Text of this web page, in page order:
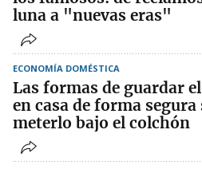
luna a "nuevas eras"
ECONOMÍA DOMÉSTICA
Las formas de guardar
en casa de forma segura
meterlo bajo el colchón